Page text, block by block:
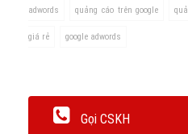
adwords quảng cáo trên google
giá rẻ google adwords
Gọi CSKH